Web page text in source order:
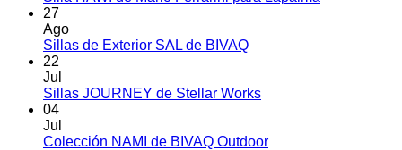
27
Ago
Sillas de Exterior SAL de BIVAQNo
en
Exterior
22
Jul
Sillas JOURNEY de Stellar WorksNo
en
04
Jul
Colección NAMI de BIVAQ OutdoorNo